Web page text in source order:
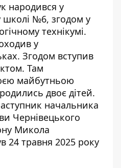
народився у
школі №6, згодом у
технікумі.
у
Згодом вступив
Там
майбутньою
двоє дітей.
начальника
Чернівецького
Микола
24 травня 2025 року